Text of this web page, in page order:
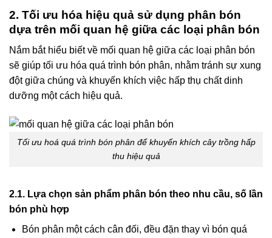
2. Tối ưu hóa hiệu quả sử dụng phân bón
dựa trên mối quan hệ giữa các loại phân bón
Nắm bắt hiểu biết về mối quan hệ giữa các loại phân bón
sẽ giúp tối ưu hóa quá trình bón phân, nhằm tránh sự xung
đột giữa chúng và khuyến khích việc hấp thụ chất dinh
dưỡng một cách hiệu quả.
Tối ưu hoá quá trình bón phân để khuyến khích cây trồng hấp
thu hiệu quả
2.1. Lựa chọn sản phẩm phân bón theo nhu cầu, số lần
bón phù hợp
Bón phân một cách cân đối, đều đặn thay vì bón quá